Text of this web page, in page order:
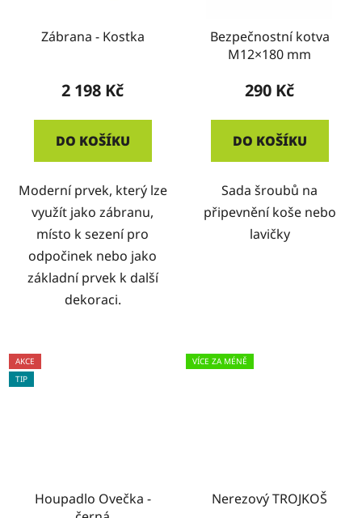
Zábrana - Kostka
2 198 Kč
DO KOŠÍKU
Moderní prvek, který lze
využít jako zábranu,
místo k sezení pro
odpočinek nebo jako
základní prvek k další
dekoraci.
Bezpečnostní kotva
M12×180 mm
290 Kč
DO KOŠÍKU
Sada šroubů na
připevnění koše nebo
lavičky
AKCE
TIP
Houpadlo Ovečka -
VÍCE ZA MÉNĚ
Nerezový TROJKOŠ